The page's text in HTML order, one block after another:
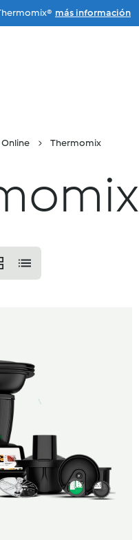
principal
más información
Thermomix